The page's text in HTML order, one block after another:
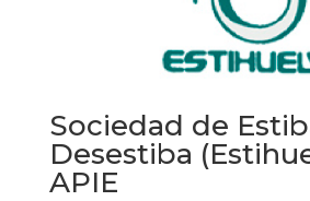
Sociedad de
Desestiba
APIE